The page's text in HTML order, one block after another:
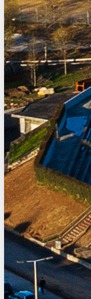
Contactos
229485696